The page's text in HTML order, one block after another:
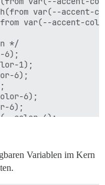
var(--accent-
var(--accent-
*/
6);
1);
6);
6);
6);
color-4);
var(--color-6);
var(--color-6);
color-6);
Variablen im Kern